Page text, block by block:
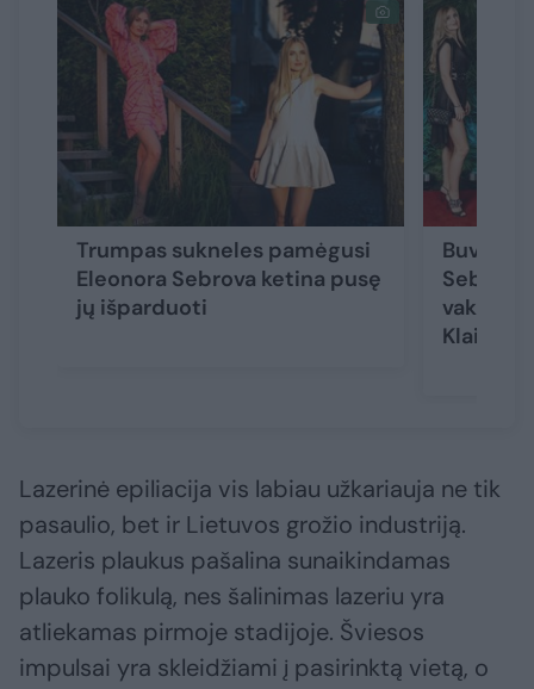
Trumpas sukneles pamėgusi
Eleonora Sebrova ketina pusę
jų išparduoti
Buvusi
Lazerinė epiliacija vis labiau užkariauja ne tik
pasaulio, bet ir Lietuvos grožio industriją.
Lazeris plaukus pašalina sunaikindamas
plauko folikulą, nes šalinimas lazeriu yra
atliekamas pirmoje stadijoje. Šviesos
impulsai yra skleidžiami į pasirinktą vietą, o